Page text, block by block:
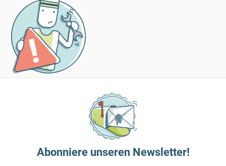
Abonniere unseren Newsletter!